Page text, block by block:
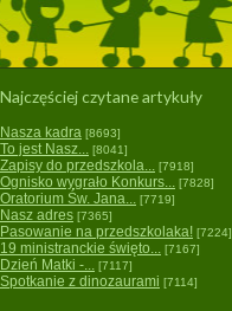
Najczęściej czytane artykuły
Nasza kadra [8693]
To jest Nasz... [8041]
Zapisy do przedszkola... [7918]
Ognisko wygrało Konkurs... [7828]
Oratorium Św. Jana... [7719]
Nasz adres [7365]
Pasowanie na przedszkolaka! [7224]
19 ministranckie święto... [7167]
Dzień Matki -... [7117]
Spotkanie z dinozaurami [7114]